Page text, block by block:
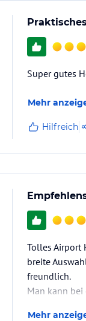
Super gutes
Mehr
Hilfreich
Tolles Airport
breite
freundlich.
Man kann bei
Mehr